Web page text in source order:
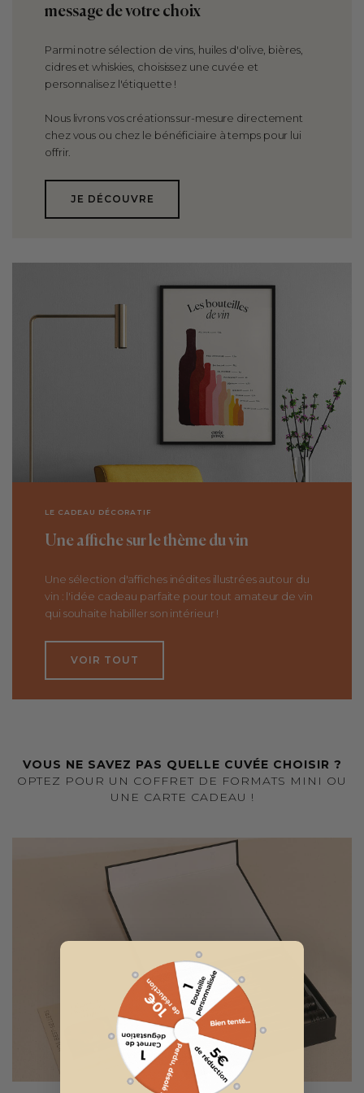
message de votre choix
Parmi notre sélection de vins, huiles d'olive, bières,
cidres et whiskies, choisissez une cuvée et
personnalisez l'étiquette !
Nous livrons vos créations sur-mesure directement
chez vous ou chez le bénéficiaire à temps pour lui
offrir.
JE DÉCOUVRE
LE CADEAU DÉCORATIF
Une affiche sur le thème du vin
Une sélection d'affiches inédites illustrées autour du
vin : l'idée cadeau parfaite pour tout amateur de vin
qui souhaite habiller son intérieur !
VOIR TOUT
VOUS NE SAVEZ PAS QUELLE CUVÉE CHOISIR ?
OPTEZ POUR UN COFFRET DE FORMATS MINI OU
UNE CARTE CADEAU !